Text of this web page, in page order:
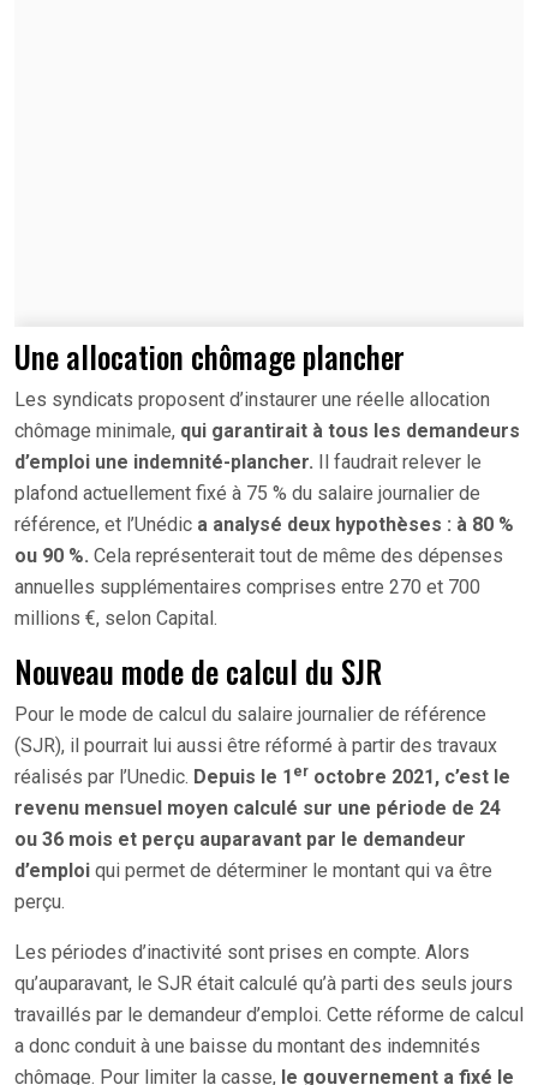
Une allocation chômage plancher
Les syndicats proposent d’instaurer une réelle allocation
chômage minimale, qui garantirait à tous les demandeurs
d’emploi une indemnité-plancher. Il faudrait relever le
plafond actuellement fixé à 75 % du salaire journalier de
référence, et l’Unédic a analysé deux hypothèses : à 80 %
ou 90 %. Cela représenterait tout de même des dépenses
annuelles supplémentaires comprises entre 270 et 700
millions €, selon Capital.
Nouveau mode de calcul du SJR
Pour le mode de calcul du salaire journalier de référence
(SJR), il pourrait lui aussi être réformé à partir des travaux
réalisés par l’Unedic. Depuis le 1 er octobre 2021, c’est le
revenu mensuel moyen calculé sur une période de 24
ou 36 mois et perçu auparavant par le demandeur
d’emploi qui permet de déterminer le montant qui va être
perçu.
Les périodes d’inactivité sont prises en compte. Alors
qu’auparavant, le SJR était calculé qu’à parti des seuls jours
travaillés par le demandeur d’emploi. Cette réforme de calcul
a donc conduit à une baisse du montant des indemnités
chômage. Pour limiter la casse, le gouvernement a fixé le